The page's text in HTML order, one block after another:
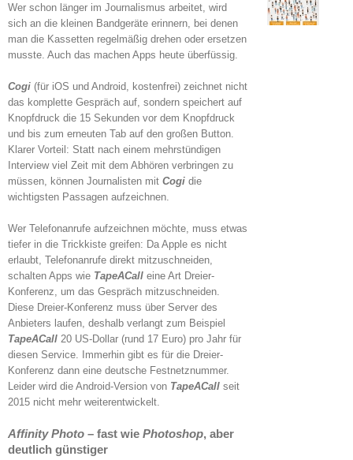
Wer schon länger im Journalismus arbeitet, wird
sich an die kleinen Bandgeräte erinnern, bei denen
man die Kassetten regelmäßig drehen oder ersetzen
musste. Auch das machen Apps heute überfüssig.
Cogi (für iOS und Android, kostenfrei) zeichnet nicht
das komplette Gespräch auf, sondern speichert auf
Knopfdruck die 15 Sekunden vor dem Knopfdruck
und bis zum erneuten Tab auf den großen Button.
Klarer Vorteil: Statt nach einem mehrstündigen
Interview viel Zeit mit dem Abhören verbringen zu
müssen, können Journalisten mit Cogi die
wichtigsten Passagen aufzeichnen.
Wer Telefonanrufe aufzeichnen möchte, muss etwas
tiefer in die Trickkiste greifen: Da Apple es nicht
erlaubt, Telefonanrufe direkt mitzuschneiden,
schalten Apps wie TapeACall eine Art Dreier-
Konferenz, um das Gespräch mitzuschneiden.
Diese Dreier-Konferenz muss über Server des
Anbieters laufen, deshalb verlangt zum Beispiel
TapeACall 20 US-Dollar (rund 17 Euro) pro Jahr für
diesen Service. Immerhin gibt es für die Dreier-
Konferenz dann eine deutsche Festnetznummer.
Leider wird die Android-Version von TapeACall seit
2015 nicht mehr weiterentwickelt.
Affinity Photo – fast wie Photoshop, aber
deutlich günstiger